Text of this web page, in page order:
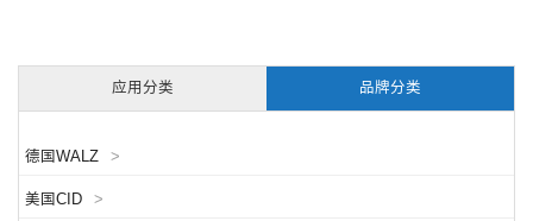
应用分类 品牌分类
德国WALZ >
美国CID >